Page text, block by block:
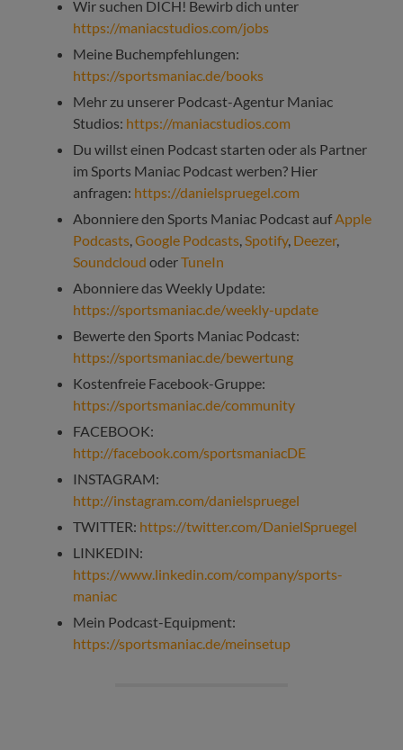
Wir suchen DICH! Bewirb dich unter
https://maniacstudios.com/jobs
Meine Buchempfehlungen:
https://sportsmaniac.de/books
Mehr zu unserer Podcast-Agentur Maniac
Studios: https://maniacstudios.com
Du willst einen Podcast starten oder als Partner
im Sports Maniac Podcast werben? Hier
anfragen: https://danielspruegel.com
Abonniere den Sports Maniac Podcast auf Apple
Podcasts ,Google Podcasts Spotify, Deezer,
Soundcloud oderTuneIn
Abonniere das Weekly Update:
https://sportsmaniac.de/weekly-update
Bewerte den Sports Maniac Podcast:
https://sportsmaniac.de/bewertung
Kostenfreie Facebook-Gruppe:
https://sportsmaniac.de/community
FACEBOOK:
http://facebook.com/sportsmaniacDE
INSTAGRAM:
http://instagram.com/danielspruegel
TWITTER: https://twitter.com/DanielSpruegel
LINKEDIN:
https://www.linkedin.com/company/sports-
maniac
Mein Podcast-Equipment:
https://sportsmaniac.de/meinsetup